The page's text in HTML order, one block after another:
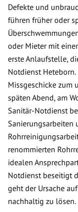
Defekte und
führen früher oder
oder Mieter mit
erste Anlaufstelle,
Notdienst
Missgeschicke zum
späten Abend, am
Sanitär-Notdienst
Sanierungsarbeiten
renommierten
idealen
Notdienst beseitigt
geht der Ursache
nachhaltig zu lösen.